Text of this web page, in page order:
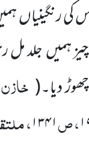
کی رنگینیاں
جلد مل
دیا۔(
، ص۱۳۴۱،